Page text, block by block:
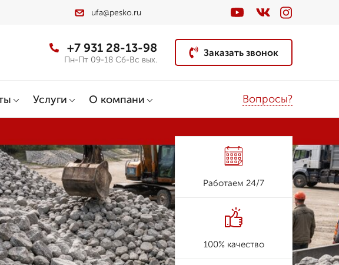
ufa@pesko.ru
+7 931 28-13-98
Пн-Пт 09-18 Сб-Вс вых.
Заказать звонок
Услуги О компани Вопросы?
Работаем 24/7
100% качество